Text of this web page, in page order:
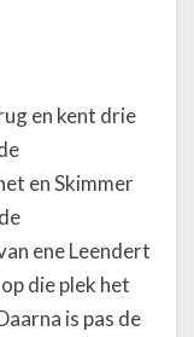
en kent drie
en Skimmer
ene Leendert
die plek het
is pas de